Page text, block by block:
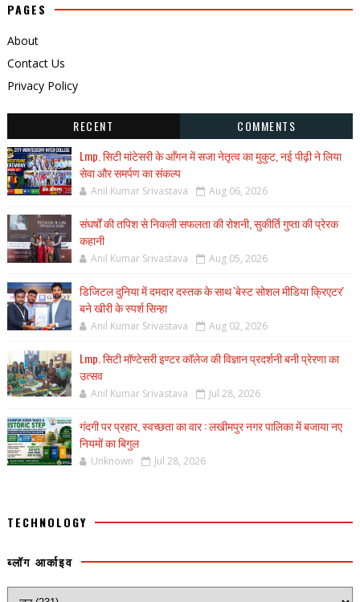
PAGES
About
Contact Us
Privacy Policy
RECENT
COMMENTS
Lmp. सिटी मांटेसरी के आँगन में सजा नेतृत्व का मुकुट, नई पीढ़ी ने लिया
सेवा और समर्पण का संकल्प
Anil Kumar Srivastava Aug 06, 2026
संघर्षों की तपिश से निकली सफलता की रोशनी, सुकीर्ति गुप्ता की प्रेरक
कहानी
Anil Kumar Srivastava Aug 05, 2026
डिजिटल दुनिया में दमदार दस्तक के साथ 'बेस्ट सोशल मीडिया क्रिएटर'
बने खीरी के स्पर्श सिन्हा
Anil Kumar Srivastava Aug 02, 2026
Lmp. सिटी मॉण्टेसरी इण्टर कॉलेज की विज्ञान प्रदर्शनी बनी प्रेरणा का
उत्सव
Anil Kumar Srivastava Jul 28, 2026
गंदगी पर प्रहार, स्वच्छता का वार : लखीमपुर नगर पालिका में बजाया नए
नियमों का बिगुल
Unknown Jul 28, 2026
TECHNOLOGY
ब्लॉग आर्काइव